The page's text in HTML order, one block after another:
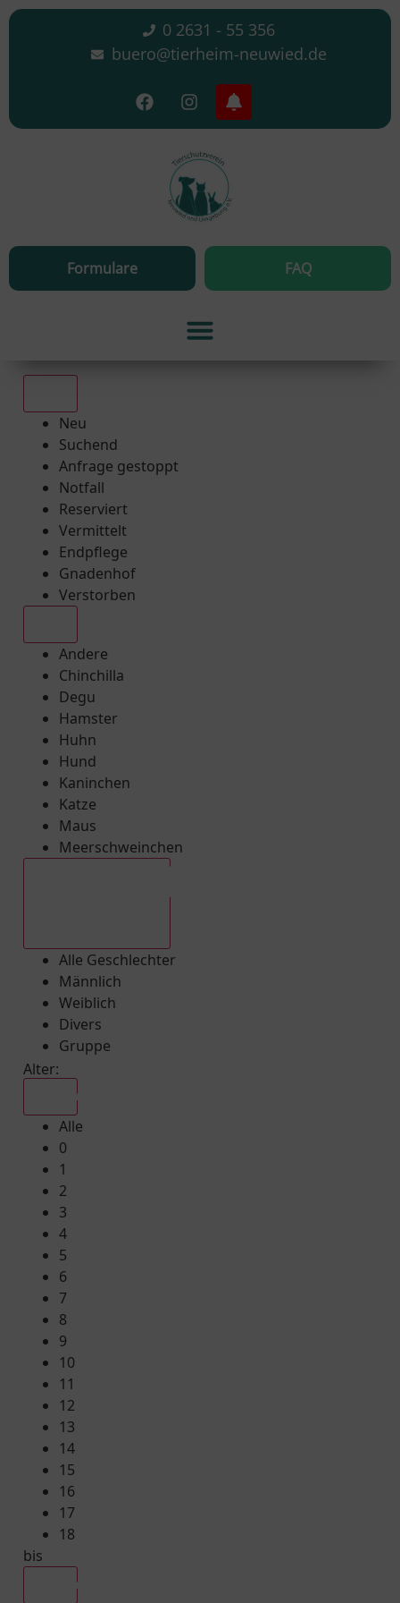
0 2631 - 55 356
buero@tierheim-neuwied.de
Formulare FAQ
Neu
Suchend
Anfrage gestoppt
Notfall
Reserviert
Vermittelt
Endpflege
Gnadenhof
Verstorben
Andere
Chinchilla
Degu
Hamster
Huhn
Hund
Kaninchen
Katze
Maus
Meerschweinchen
Alle Geschlechter
Männlich
Weiblich
Divers
Gruppe
Alter:
Alle
0
1
2
3
4
5
6
7
8
9
10
11
12
13
14
15
16
17
18
bis